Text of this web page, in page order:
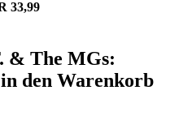
33,99
& The MGs:
den Warenkorb